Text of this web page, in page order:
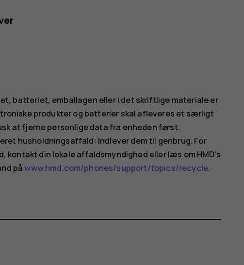
batteriet, emballagen eller i det skriftlige materiale er
produkter og batterier skal afleveres et særligt
at fjerne personlige data fra enheden først.
husholdningsaffald: Indlever dem til genbrug. For
din lokale affaldsmyndighed eller læs om HMD's
påwww.hmd.com/phones/support/topics/recycle.